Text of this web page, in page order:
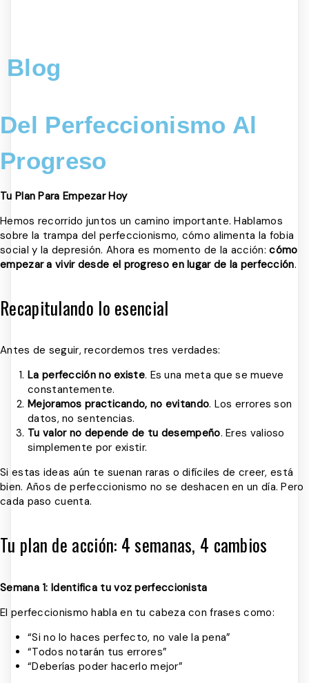
Blog
Del Perfeccionismo Al
Progreso
Tu Plan Para Empezar Hoy
Hemos recorrido juntos un camino importante. Hablamos
sobre la trampa del perfeccionismo, cómo alimenta la fobia
social y la depresión. Ahora es momento de la acción:cómo
empezar a vivir desde el progreso en lugar de la perfección.
Recapitulando lo esencial
Antes de seguir, recordemos tres verdades:
La perfección no existe. Es una meta que se mueve
constantemente.
Mejoramos practicando, no evitando. Los errores son
datos, no sentencias.
Tu valor no depende de tu desempeño. Eres valioso
simplemente por existir.
Si estas ideas aún te suenan raras o difíciles de creer, está
bien. Años de perfeccionismo no se deshacen en un día. Pero
cada paso cuenta.
Tu plan de acción: 4 semanas, 4 cambios
Semana 1: Identifica tu voz perfeccionista
El perfeccionismo habla en tu cabeza con frases como:
“Si no lo haces perfecto, no vale la pena”
“Todos notarán tus errores”
“Deberías poder hacerlo mejor”